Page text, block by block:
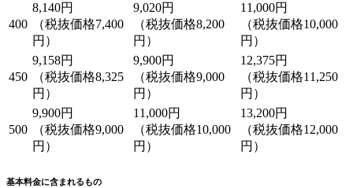
400
8,140円
（税抜価格7,400
円）
9,020円
（税抜価格8,200
円）
11,000円
（税抜価格10,000
円）
450
9,158円
（税抜価格8,325
円）
9,900円
（税抜価格9,000
円）
12,375円
（税抜価格11,250
円）
500
9,900円
（税抜価格9,000
円）
11,000円
（税抜価格10,000
円）
13,200円
（税抜価格12,000
円）
基本料金に含まれるもの